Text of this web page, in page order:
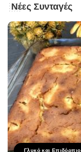
Νέες Συνταγές
Γλυκό και Επιδόρπιο